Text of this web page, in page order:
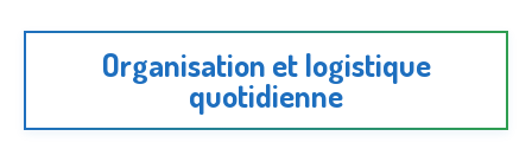
Organisation et logistique
quotidienne